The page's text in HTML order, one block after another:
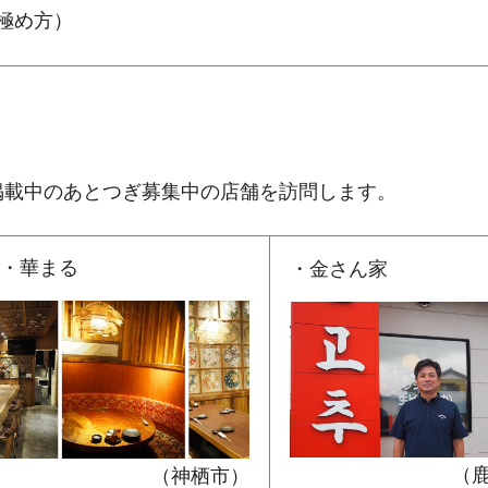
め方）
中のあとつぎ募集中の店舗を訪問します。
・華まる
（神栖市）
・金さん家
（